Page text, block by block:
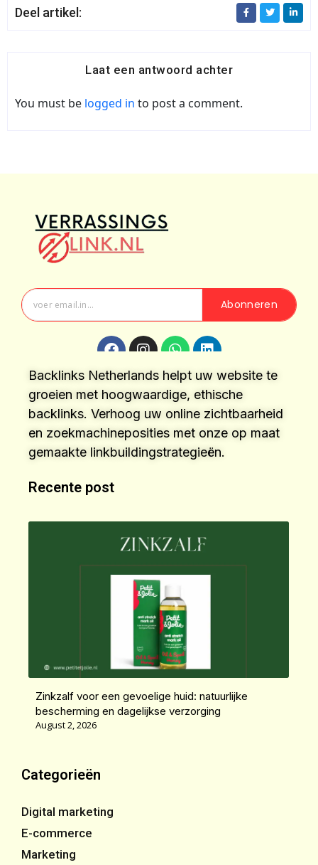
Deel artikel:
Laat een antwoord achter
You must be logged in to post a comment.
Abonneren
Backlinks Netherlands helpt uw website te
groeien met hoogwaardige, ethische
backlinks. Verhoog uw online zichtbaarheid
en zoekmachineposities met onze op maat
gemaakte linkbuildingstrategieën.
Recente post
Zinkzalf voor een gevoelige huid: natuurlijke
bescherming en dagelijkse verzorging
August 2, 2026
Categorieën
Digital marketing
E-commerce
Marketing